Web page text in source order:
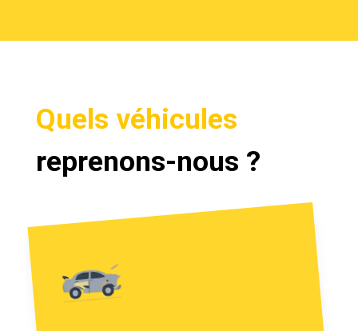
Quels véhicules
reprenons-nous ?